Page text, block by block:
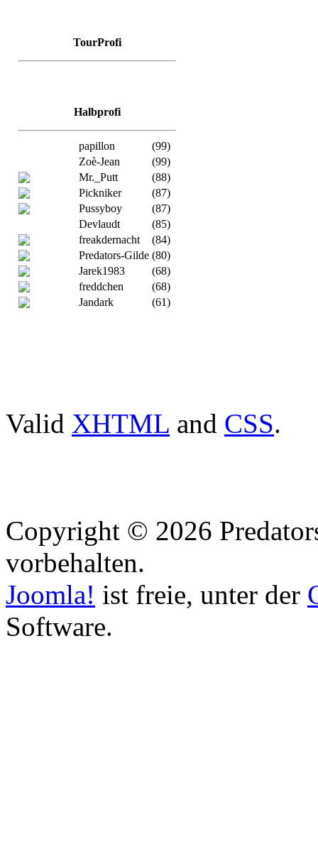
TourProfi
Halbprofi
papillon
(99)
Zoè-Jean
(99)
Mr._Putt
(88)
Pickniker
(87)
Pussyboy
(87)
Devlaudt
(85)
freakdernacht
(84)
Predators-Gilde (80)
Jarek1983
(68)
freddchen
(68)
Jandark
(61)
Valid XHTML and CSS.
Copyright © 2026
vorbehalten.
Joomla! ist freie, unter der
Software.